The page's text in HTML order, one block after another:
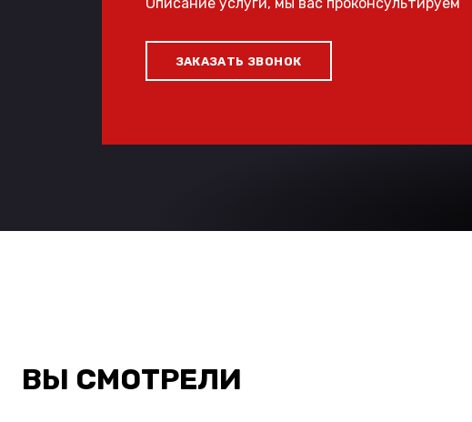
ЗАКАЗАТЬ ЗВОНОК
ВЫ СМОТРЕЛИ